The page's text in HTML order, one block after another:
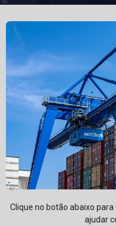
Clique no botão abaixo
ajudar